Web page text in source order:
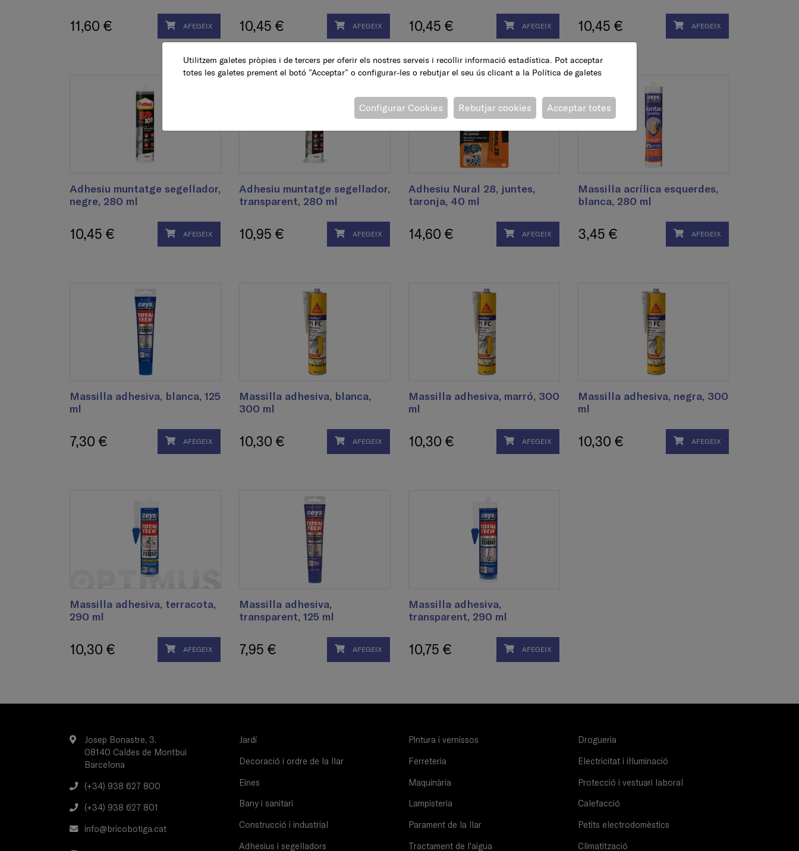
11,60 € AFEGEIX 10,45 € AFEGEIX 10,45 € AFEGEIX 10,45 € AFEGEIX
Adhesiu muntatge segellador,
negre, 280 ml
10,45 € AFEGEIX
Adhesiu muntatge segellador,
transparent, 280 ml
10,95 € AFEGEIX
Adhesiu Nural 28, juntes,
taronja, 40 ml
14,60 € AFEGEIX
Massilla acrílica esquerdes,
blanca, 280 ml
3,45 € AFEGEIX
Massilla adhesiva, blanca, 125
ml
7,30 € AFEGEIX
Massilla adhesiva, blanca,
300 ml
10,30 € AFEGEIX
Massilla adhesiva, marró, 300
ml
10,30 € AFEGEIX
Massilla adhesiva, negra, 300
ml
10,30 € AFEGEIX
Massilla adhesiva, terracota,
290 ml
10,30 € AFEGEIX
Massilla adhesiva,
transparent, 125 ml
7,95 € AFEGEIX
Massilla adhesiva,
transparent, 290 ml
10,75 € AFEGEIX
Josep Bonastre, 3.
08140 Caldes de Montbui
Barcelona
(+34) 938 627 800
(+34) 938 627 801
info@bricobotiga.cat
Jardí Pintura i vernissos Drogueria
Decoració i ordre de la llar Ferreteria Electricitat i il·luminació
Eines Maquinària Protecció i vestuari laboral
Bany i sanitari Lampisteria Calefacció
Construcció i industrial Parament de la llar Petits electrodomèstics
Adhesius i segelladors Tractament de l'aigua Climatització
Utilitzem galetes pròpies i de tercers per oferir els nostres serveis i recollir informació estadística. Pot acceptar
totes les galetes prement el botó ”Acceptar” o configurar-les o rebutjar el seu ús clicant a la Política de galetes
Acceptar totes
Rebutjar cookies
Configurar Cookies